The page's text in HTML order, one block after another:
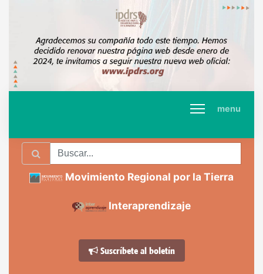
menu
Movimiento Regional por la Tierra
Interaprendizaje
Suscríbete al boletín